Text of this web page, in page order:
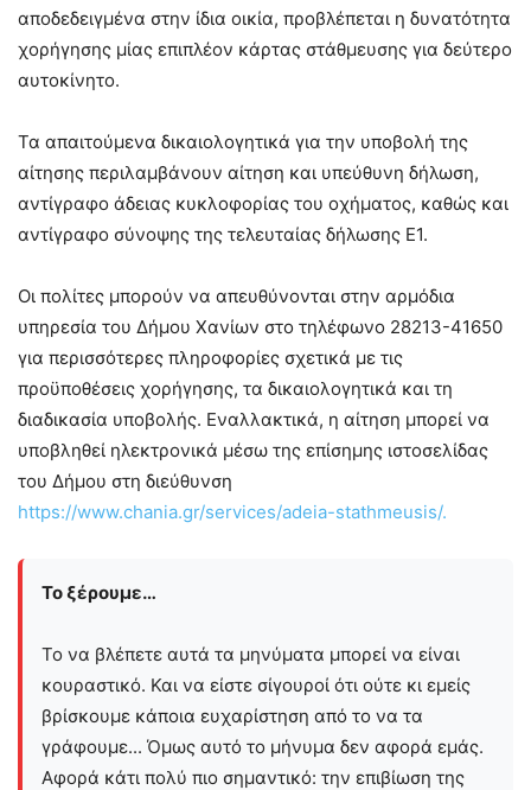
αποδεδειγμένα στην ίδια οικία, προβλέπεται η δυνατότητα
χορήγησης μίας επιπλέον κάρτας στάθμευσης για δεύτερο
αυτοκίνητο.
Τα απαιτούμενα δικαιολογητικά για την υποβολή της
αίτησης περιλαμβάνουν αίτηση και υπεύθυνη δήλωση,
αντίγραφο άδειας κυκλοφορίας του οχήματος, καθώς και
αντίγραφο σύνοψης της τελευταίας δήλωσης Ε1.
Οι πολίτες μπορούν να απευθύνονται στην αρμόδια
υπηρεσία του Δήμου Χανίων στο τηλέφωνο 28213-41650
για περισσότερες πληροφορίες σχετικά με τις
προϋποθέσεις χορήγησης, τα δικαιολογητικά και τη
διαδικασία υποβολής. Εναλλακτικά, η αίτηση μπορεί να
υποβληθεί ηλεκτρονικά μέσω της επίσημης ιστοσελίδας
του Δήμου στη διεύθυνση
https://www.chania.gr/services/adeia-stathmeusis/.
Το ξέρουμε…
Το να βλέπετε αυτά τα μηνύματα μπορεί να είναι
κουραστικό. Και να είστε σίγουροί ότι ούτε κι εμείς
βρίσκουμε κάποια ευχαρίστηση από το να τα
γράφουμε... Όμως αυτό το μήνυμα δεν αφορά εμάς.
Αφορά κάτι πολύ πιο σημαντικό: την επιβίωση της